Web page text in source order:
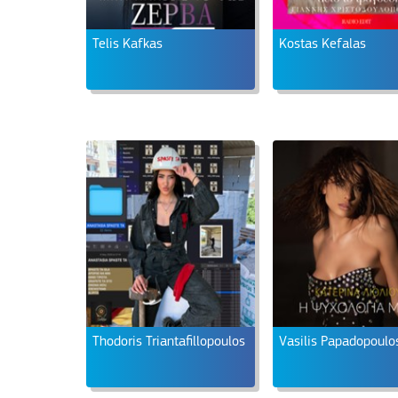
Telis Kafkas Kostas Kefalas
Thodoris Triantafillopoulos Vasilis